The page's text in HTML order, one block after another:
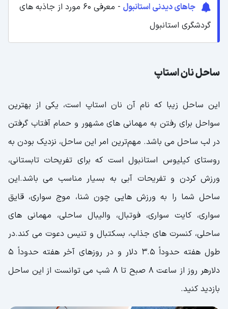
جاهای دیدنی استانبول
- معرفی 60 مورد از جاذبه های
گردشگری استانبول
ساحل نان استاپ
این ساحل زیبا که نام آن نان استاپ است، یکی از بهترین
سواحل برای رفتن به مهمانی های مشهور و حمام آفتاب گرفتن
در لب ساحل می باشد. مهم‌ترین امر این ساحل، نزدیک بودن به
روستای کیلیوس استانبول است که برای تفریحات تابستانی،
ورزش کردن و تفریحات آبی به بسیار مناسب می باشد.این
ساحل شما را به ورزش هایی چون شنا، موج سواری، قایق
سواری، کایت سواری، فوتبال، والیبال ساحلی، مهمانی های
ساحلی، کنسرت های جذاب، بسکتبال و تنیس دعوت می کند.در
طول هفته حدوداً 3.5 دلار و در روزهای آخر هفته حدوداً 5
دلارهر روز از ساعت 8 صبح تا 8 شب می توانست از این ساحل
بازدید کنید.